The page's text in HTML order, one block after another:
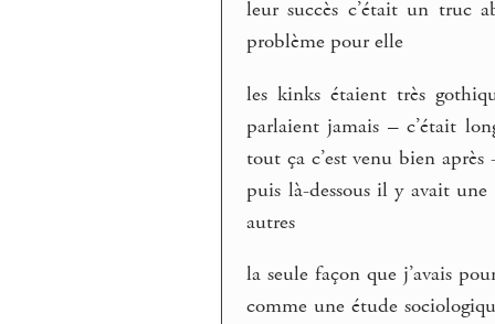
leur succès c’était un truc
problème pour elle
les kinks étaient très
parlaient jamais – c’était
tout ça c’est venu bien
puis là-dessous il y avait
autres
la seule façon que j’avais
comme une étude